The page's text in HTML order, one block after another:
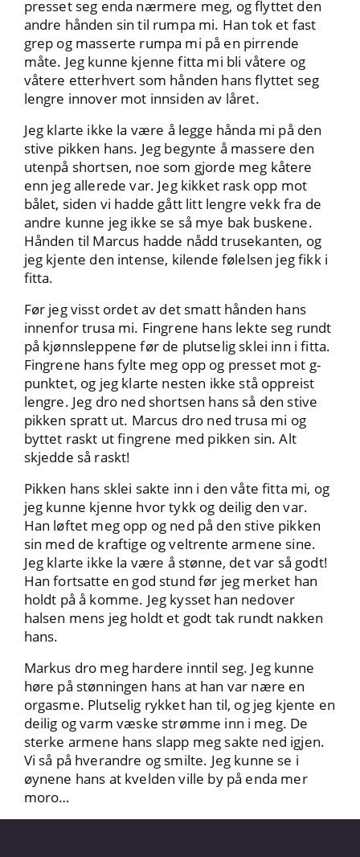
presset seg enda nærmere meg, og flyttet den
andre hånden sin til rumpa mi. Han tok et fast
grep og masserte rumpa mi på en pirrende
måte. Jeg kunne kjenne fitta mi bli våtere og
våtere etterhvert som hånden hans flyttet seg
lengre innover mot innsiden av låret.
Jeg klarte ikke la være å legge hånda mi på den
stive pikken hans. Jeg begynte å massere den
utenpå shortsen, noe som gjorde meg kåtere
enn jeg allerede var. Jeg kikket rask opp mot
bålet, siden vi hadde gått litt lengre vekk fra de
andre kunne jeg ikke se så mye bak buskene.
Hånden til Marcus hadde nådd trusekanten, og
jeg kjente den intense, kilende følelsen jeg fikk i
fitta.
Før jeg visst ordet av det smatt hånden hans
innenfor trusa mi. Fingrene hans lekte seg rundt
på kjønnsleppene før de plutselig sklei inn i fitta.
Fingrene hans fylte meg opp og presset mot g-
punktet, og jeg klarte nesten ikke stå oppreist
lengre. Jeg dro ned shortsen hans så den stive
pikken spratt ut. Marcus dro ned trusa mi og
byttet raskt ut fingrene med pikken sin. Alt
skjedde så raskt!
Pikken hans sklei sakte inn i den våte fitta mi, og
jeg kunne kjenne hvor tykk og deilig den var.
Han løftet meg opp og ned på den stive pikken
sin med de kraftige og veltrente armene sine.
Jeg klarte ikke la være å stønne, det var så godt!
Han fortsatte en god stund før jeg merket han
holdt på å komme. Jeg kysset han nedover
halsen mens jeg holdt et godt tak rundt nakken
hans.
Markus dro meg hardere inntil seg. Jeg kunne
høre på stønningen hans at han var nære en
orgasme. Plutselig rykket han til, og jeg kjente en
deilig og varm væske strømme inn i meg. De
sterke armene hans slapp meg sakte ned igjen.
Vi så på hverandre og smilte. Jeg kunne se i
øynene hans at kvelden ville by på enda mer
moro…